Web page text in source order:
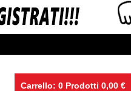
Carrello: 0 Prodotti 0,00 €